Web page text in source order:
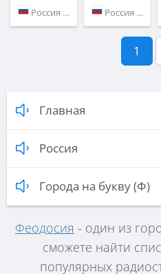
Россия (Феодосия) Россия (Феодосия)
1
Главная
Россия
Города на букву (Ф)
Феодосия - один из
сможете найти
популярных